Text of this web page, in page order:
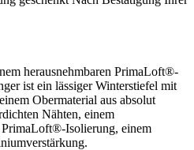
herausnehmbaren PrimaLoft®-
ist ein lässiger Winterstiefel mit
Obermaterial aus absolut
Nähten, einem
PrimaLoft®-Isolierung, einem